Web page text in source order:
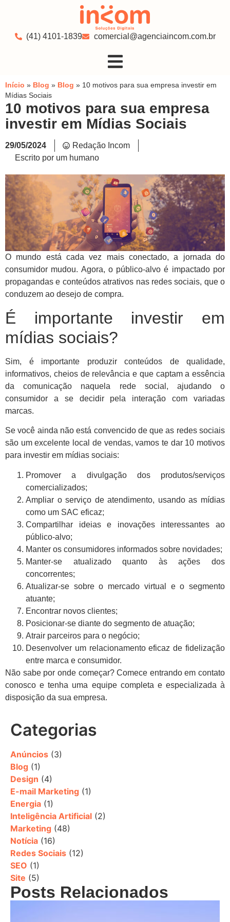
(41) 4101-1839 comercial@agenciaincom.com.br
Início » Blog » Blog » 10 motivos para sua empresa investir em
Mídias Sociais
10 motivos para sua empresa
investir em Mídias Sociais
29/05/2024
Redação Incom
Escrito por um humano
O mundo está cada vez mais conectado, a jornada do
consumidor mudou. Agora, o público-alvo é impactado por
propagandas e conteúdos atrativos nas redes sociais, que o
conduzem ao desejo de compra.
É importante investir em
mídias sociais?
Sim, é importante produzir conteúdos de qualidade,
informativos, cheios de relevância e que captam a essência
da comunicação naquela rede social, ajudando o
consumidor a se decidir pela interação com variadas
marcas.
Se você ainda não está convencido de que as redes sociais
são um excelente local de vendas, vamos te dar 10 motivos
para investir em mídias sociais:
Promover a divulgação dos produtos/serviços
comercializados;
Ampliar o serviço de atendimento, usando as mídias
como um SAC eficaz;
Compartilhar ideias e inovações interessantes ao
público-alvo;
Manter os consumidores informados sobre novidades;
Manter-se atualizado quanto às ações dos
concorrentes;
Atualizar-se sobre o mercado virtual e o segmento
atuante;
Encontrar novos clientes;
Posicionar-se diante do segmento de atuação;
Atrair parceiros para o negócio;
Desenvolver um relacionamento eficaz de fidelização
entre marca e consumidor.
Não sabe por onde começar? Comece entrando em contato
conosco e tenha uma equipe completa e especializada à
disposição da sua empresa.
Categorias
Anúncios (3)
Blog (1)
Design (4)
E-mail Marketing (1)
Energia (1)
Inteligência Artificial (2)
Marketing (48)
Notícia (16)
Redes Sociais (12)
SEO (1)
Site (5)
Posts Relacionados